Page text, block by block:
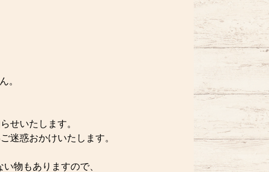
。
せいたします。
迷惑おかけいたします。
物もありますので、